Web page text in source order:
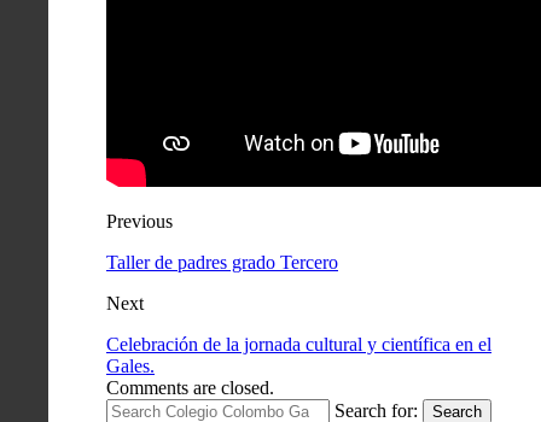
Previous
Taller de padres grado Tercero
Next
Celebración de la jornada cultural y científica en el
Gales.
Comments are closed.
Search for:
Search